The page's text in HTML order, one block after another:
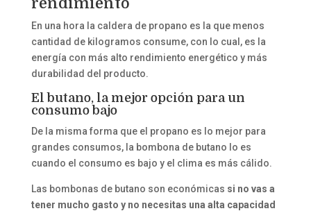
En una hora la caldera de propano es la que menos
cantidad de kilogramos consume, con lo cual, es la
energía con más alto rendimiento energético y más
durabilidad del producto.
El butano, la mejor opción para un
consumo bajo
De la misma forma que el propano es lo mejor para
grandes consumos, la bombona de butano lo es
cuando el consumo es bajo y el clima es más cálido.
Las bombonas de butano son económicas si no vas a
tener mucho gasto y no necesitas una alta capacidad